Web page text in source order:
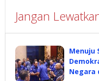
Jangan
Menuju
Negara